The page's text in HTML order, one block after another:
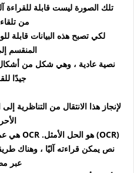
تلك الصورة ليست قابلة للقراءة
من
لكي تصبح هذه البيانات قابلة
المنقسم
نصية عادية ، وهي شكل من أشكال
جيدًا
لإنجاز هذا الانتقال من التناظرية
(OCR) هو الحل الأمثل. OCR هي عملية بسيطة لتحويل صورة نص إلى
نص يمكن قراءته آليًا ، وهناك
عبر